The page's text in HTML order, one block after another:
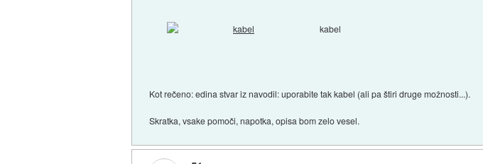
kabel
Kot rečeno: edina stvar iz navodil: uporabite tak kabel (ali pa štiri druge možnosti...).
Skratka, vsake pomoči, napotka, opisa bom zelo vesel.